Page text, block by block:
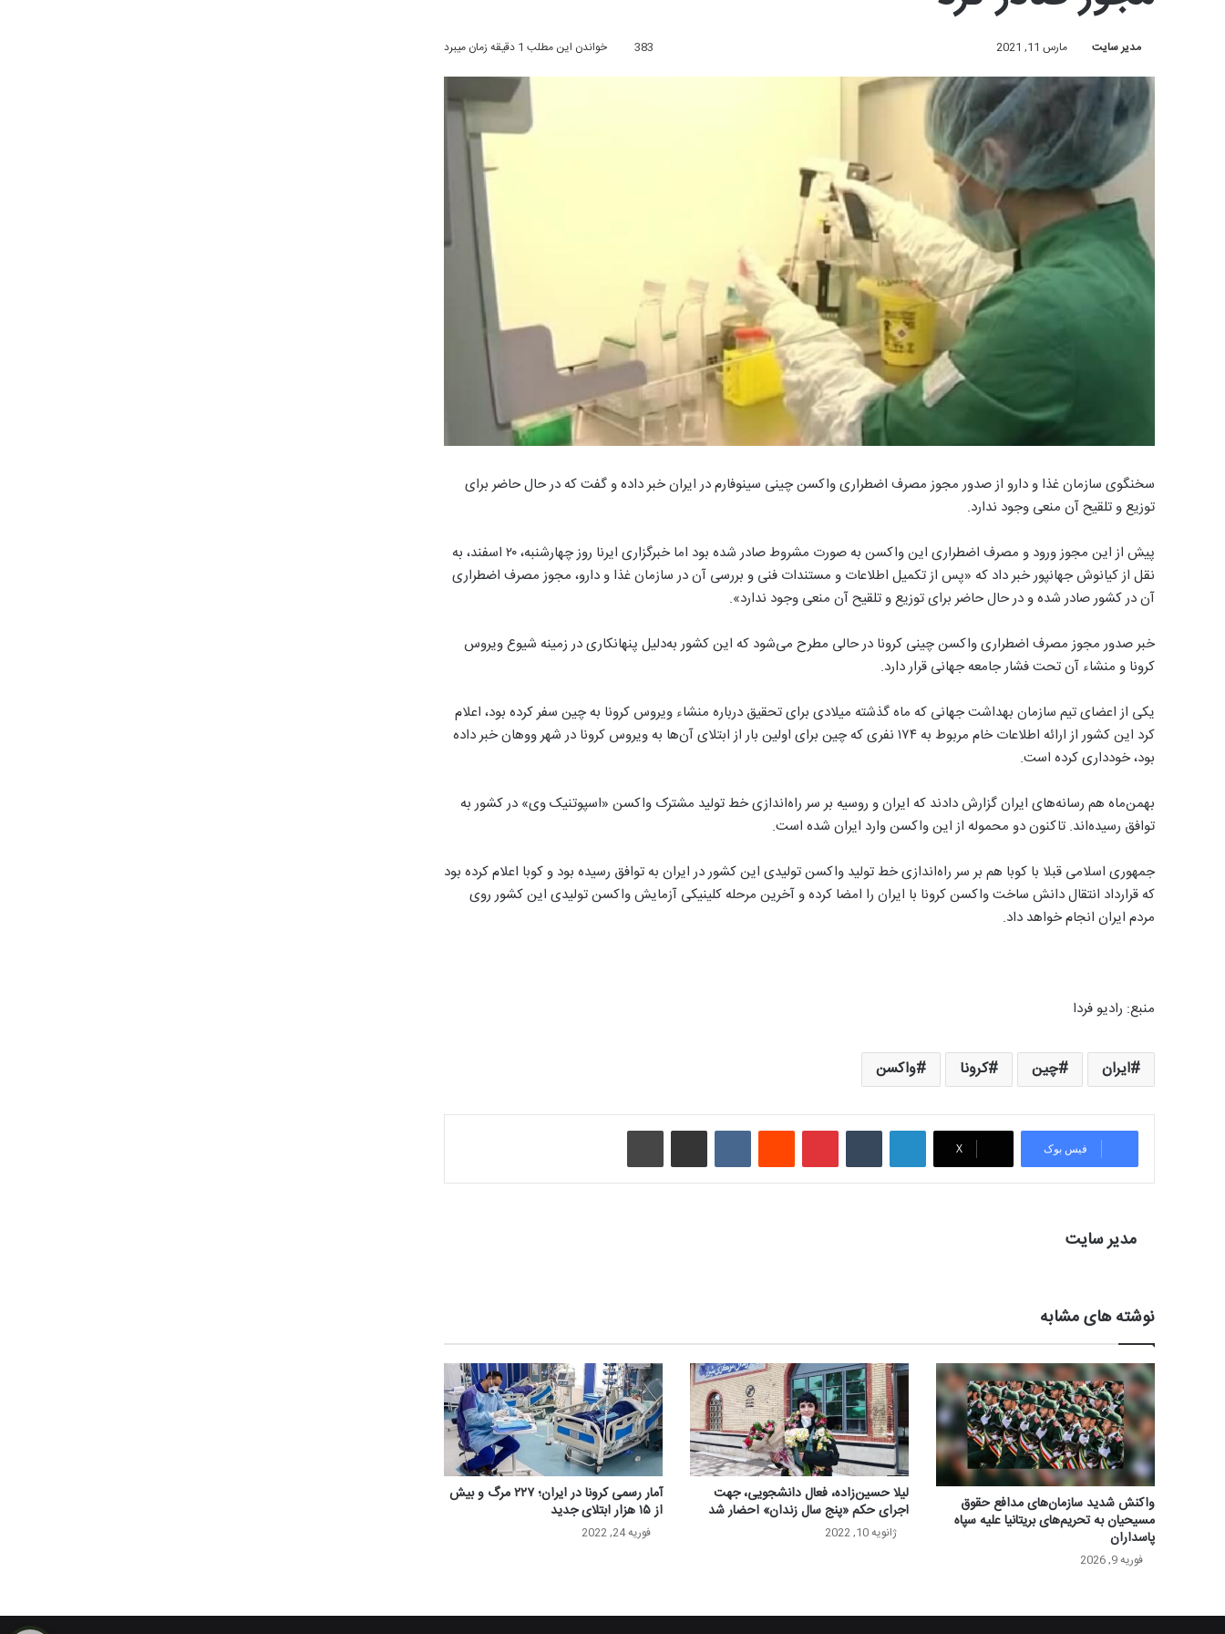
مدیر سایت مارس 11, 2021 383 خواندن این مطلب 1 دقیقه زمان میبرد
سخنگوی سازمان غذا و دارو از صدور مجوز مصرف اضطراری واکسن چینی سینوفارم در ایران خبر داده و گفت که در حال حاضر برای
توزیع و تلقیح آن منعی وجود ندارد.
پیش از این مجوز ورود و مصرف اضطراری این واکسن به صورت مشروط صادر شده بود اما خبرگزاری ایرنا روز چهارشنبه، ۲۰ اسفند، به
نقل از کیانوش جهانپور خبر داد که «پس از تکمیل اطلاعات و مستندات فنی و بررسی آن در سازمان غذا و دارو، مجوز مصرف اضطراری
آن در کشور صادر شده و در حال حاضر برای توزیع و تلقیح آن منعی وجود ندارد».
خبر صدور مجوز مصرف اضطراری واکسن چینی کرونا در حالی مطرح می‌شود که این کشور به‌دلیل پنهانکاری در زمینه شیوع ویروس
کرونا و منشاء آن تحت فشار جامعه جهانی قرار دارد.
یکی از اعضای تیم سازمان بهداشت جهانی که ماه گذشته میلادی برای تحقیق درباره منشاء ویروس کرونا به چین سفر کرده بود، اعلام
کرد این کشور از ارائه اطلاعات خام مربوط به ۱۷۴ نفری که چین برای اولین بار از ابتلای آن‌ها به ویروس کرونا در شهر ووهان خبر داده
بود، خودداری کرده است.
بهمن‌ماه هم رسانه‌های ایران گزارش دادند که ایران و روسیه بر سر راه‌اندازی خط تولید مشترک واکسن «اسپوتنیک وی» در کشور به
توافق رسیده‌اند. تاکنون دو محموله از این واکسن وارد ایران شده است.
جمهوری اسلامی قبلا با کوبا هم بر سر راه‌اندازی خط تولید واکسن تولیدی این کشور در ایران به توافق رسیده بود و کوبا اعلام کرده بود
که قرارداد انتقال دانش ساخت واکسن کرونا با ایران را امضا کرده و آخرین مرحله کلینیکی آزمایش واکسن تولیدی این کشور روی
مردم ایران انجام خواهد داد.
منبع: رادیو فردا
ایران چین کرونا واکسن
فیس بوک X
لینکدین ‫پین‌ترست ‫رددیت اشتراک گذاری از طریق ایمیل
مدیر سایت
نوشته های مشابه
واکنش شدید سازمان‌های مدافع حقوق
مسیحیان به تحریم‌های بریتانیا علیه سپاه
پاسداران
فوریه 9, 2026
لیلا حسین‌زاده، فعال دانشجویی، جهت
اجرای حکم «پنج سال زندان» احضار شد
ژانویه 10, 2022
آمار رسمی کرونا در ایران؛ ۲۲۷ مرگ و بیش
از ۱۵ هزار ابتلای جدید
فوریه 24, 2022